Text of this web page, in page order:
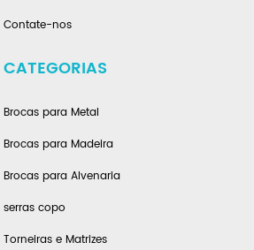
Contate-nos
CATEGORIAS
Brocas para Metal
Brocas para Madeira
Brocas para Alvenaria
serras copo
Torneiras e Matrizes